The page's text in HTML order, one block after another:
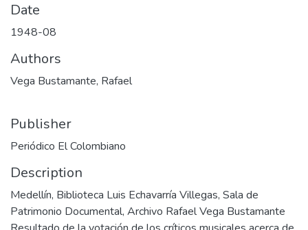
Date
1948-08
Authors
Vega Bustamante, Rafael
Publisher
Periódico El Colombiano
Description
Medellín, Biblioteca Luis Echavarría Villegas, Sala de
Patrimonio Documental, Archivo Rafael Vega Bustamante